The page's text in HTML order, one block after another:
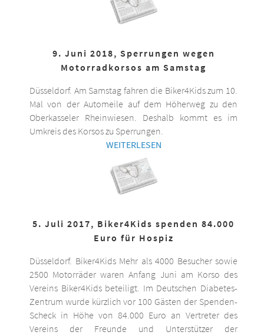
9. Juni 2018, Sperrungen wegen
Motorradkorsos am Samstag
Düsseldorf. Am Samstag fahren die Biker4Kids zum 10.
Mal von der Automeile auf dem Höherweg zu den
Oberkasseler Rheinwiesen. Deshalb kommt es im
Umkreis des Korsos zu Sperrungen.
WEITERLESEN
5. Juli 2017, Biker4Kids spenden 84.000
Euro für Hospiz
Düsseldorf. Biker4Kids Mehr als 4000 Besucher sowie
2500 Motorräder waren Anfang Juni am Korso des
Vereins Biker4Kids beteiligt. Im Deutschen Diabetes-
Zentrum wurde kürzlich vor 100 Gästen der Spenden-
Scheck in Höhe von 84.000 Euro an Vertreter des
Vereins der Freunde und Unterstützer der